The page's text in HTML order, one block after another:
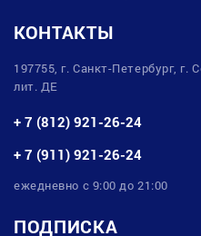
КОНТАКТЫ
197755, г. Санкт-Петербург, г.
лит. ДЕ
+ 7 (812) 921-26-24
+ 7 (911) 921-26-24
ежедневно с 9:00 до 21:00
ПОДПИСКА